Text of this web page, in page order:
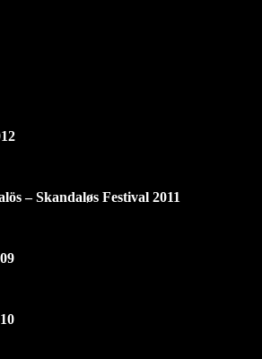
– Skandaløs Festival 2011